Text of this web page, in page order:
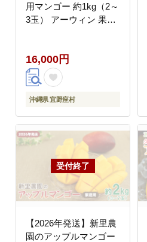
用マンゴー 約1kg（2～
3玉） アーウィン 果物
お気に入り 収穫 人気
甘味 フルーツ 沖縄県
国産 食品 デザート 産
地直送 宜野座村
16,000円
沖縄県 宜野座村
【2026年発送】新里農
園のアップルマンゴー